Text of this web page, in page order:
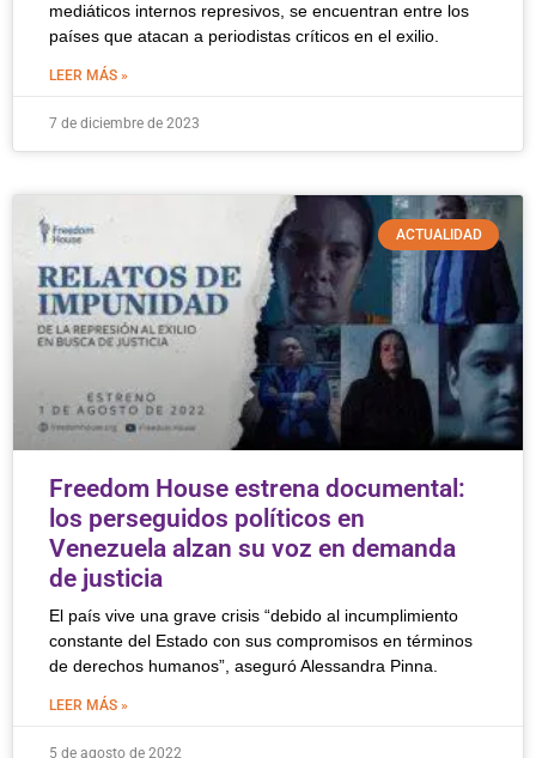
mediáticos internos represivos, se encuentran entre los
países que atacan a periodistas críticos en el exilio.
LEER MÁS »
7 de diciembre de 2023
ACTUALIDAD
Freedom House estrena documental:
los perseguidos políticos en
Venezuela alzan su voz en demanda
de justicia
El país vive una grave crisis “debido al incumplimiento
constante del Estado con sus compromisos en términos
de derechos humanos”, aseguró Alessandra Pinna.
LEER MÁS »
5 de agosto de 2022